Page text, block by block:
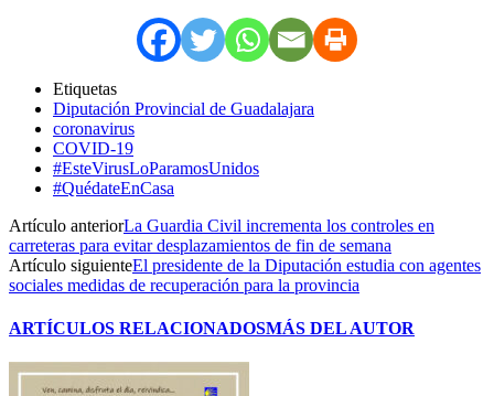
Etiquetas
Diputación Provincial de Guadalajara
coronavirus
COVID-19
#EsteVirusLoParamosUnidos
#QuédateEnCasa
Artículo anteriorLa Guardia Civil incrementa los controles en
carreteras para evitar desplazamientos de fin de semana
Artículo siguienteEl presidente de la Diputación estudia con agentes
sociales medidas de recuperación para la provincia
ARTÍCULOS RELACIONADOSMÁS DEL AUTOR